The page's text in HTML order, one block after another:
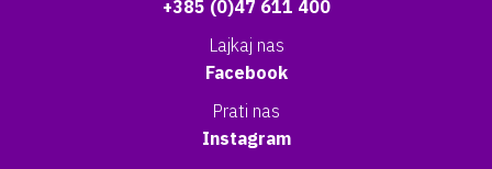
+385 (0)47 611 400
Lajkaj nas
Facebook
Prati nas
Instagram